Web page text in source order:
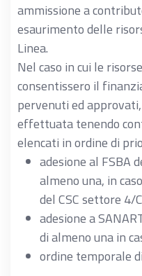
ammissione a
esaurimento delle
Linea.
Nel caso in cui le
consentissero il
pervenuti ed
effettuata tenendo
elencati in ordine di
adesione al FSBA
almeno una, in
del CSC settore 4/
adesione a
di almeno una in
ordine temporale